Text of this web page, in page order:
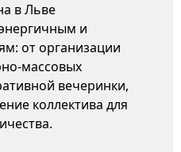
в Льве
и
от организации
массовых
вечеринки,
коллектива для